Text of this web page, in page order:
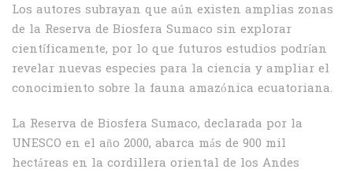
Los autores subrayan que aún existen amplias zonas
de la Reserva de Biosfera Sumaco sin explorar
científicamente, por lo que futuros estudios podrían
revelar nuevas especies para la ciencia y ampliar el
conocimiento sobre la fauna amazónica ecuatoriana.
La Reserva de Biosfera Sumaco, declarada por la
UNESCO en el año 2000, abarca más de 900 mil
hectáreas en la cordillera oriental de los Andes